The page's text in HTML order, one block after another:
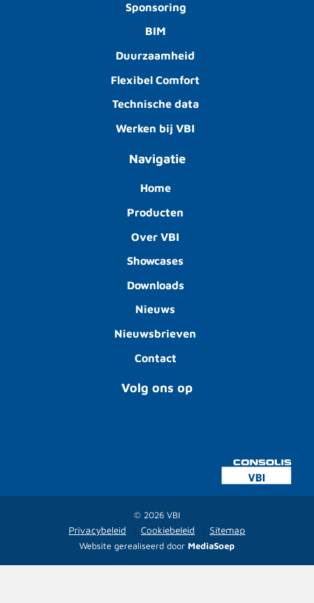
Sponsoring
BIM
Duurzaamheid
Flexibel Comfort
Technische data
Werken bij VBI
Navigatie
Home
Producten
Over VBI
Showcases
Downloads
Nieuws
Nieuwsbrieven
Contact
Volg ons op
© 2026 VBI
Privacybeleid Cookiebeleid Sitemap
Website gerealiseerd door MediaSoep